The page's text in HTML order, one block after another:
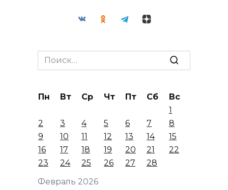
Search
for:
Февраль 2026
Пн Вт Ср Чт Пт Сб
Вс
1
2
3 4 5 6 7
8
9
10 11 12 13 14
15
16
17 18 19 20 21
22
23
24 25 26 27 28